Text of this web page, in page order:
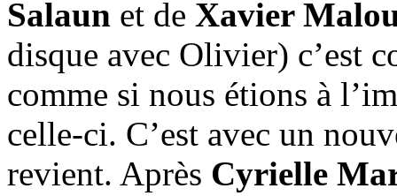
Salaun et de Xavier
disque avec Olivier) c’est
comme si nous étions à
celle-ci. C’est avec un
revient. Après Cyrielle